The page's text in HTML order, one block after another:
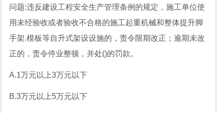
问题:违反建设工程安全生产管理条例的规定，施工单位使
用未经验收或者验收不合格的施工起重机械和整体提升脚
手架.模板等自升式架设设施的，责令限期改正；逾期未改
正的，责令停业整顿，并处()的罚款。
A.1万元以上3万元以下
B.3万元以上5万元以下